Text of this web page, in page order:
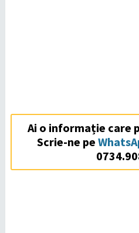
Ai o informație care
Scrie-ne pe